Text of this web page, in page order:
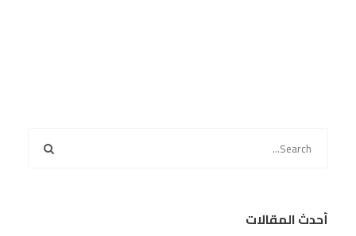
أحدث المقالات